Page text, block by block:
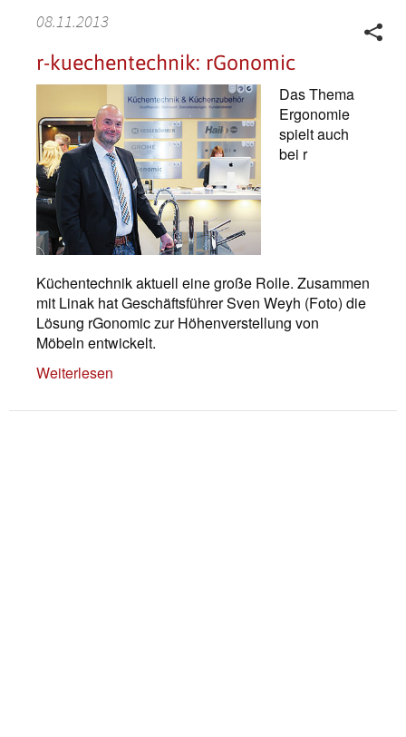
08.11.2013
r-kuechentechnik: rGonomic
Das Thema
Ergonomie
spielt auch
bei r
Küchentechnik aktuell eine große Rolle. Zusammen
mit Linak hat Geschäftsführer Sven Weyh (Foto) die
Lösung rGonomic zur Höhenverstellung von
Möbeln entwickelt.
Weiterlesen